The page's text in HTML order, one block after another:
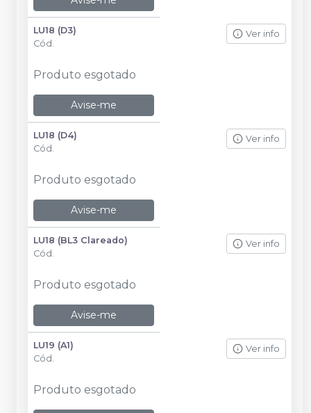
LU18 (D3)
Cód.
Ver info
Produto esgotado
Avise-me
LU18 (D4)
Cód.
Ver info
Produto esgotado
Avise-me
LU18 (BL3 Clareado)
Cód.
Ver info
Produto esgotado
Avise-me
LU19 (A1)
Cód.
Ver info
Produto esgotado